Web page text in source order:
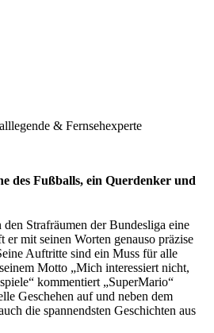
& Fernsehexperte
des Fußballs, ein Querdenker und
Strafräumen der Bundesliga eine
er mit seinen Worten genauso präzise
Auftritte sind ein Muss für alle
Motto „Mich interessiert nicht,
kommentiert „SuperMario“
Geschehen auf und neben dem
die spannendsten Geschichten aus